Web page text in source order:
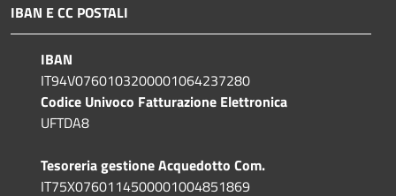
IBAN E CC POSTALI
IBAN
IT94V0760103200001064237280
Codice Univoco Fatturazione Elettronica
UFTDA8
Tesoreria gestione Acquedotto Com.
IT75X0760114500001004851869